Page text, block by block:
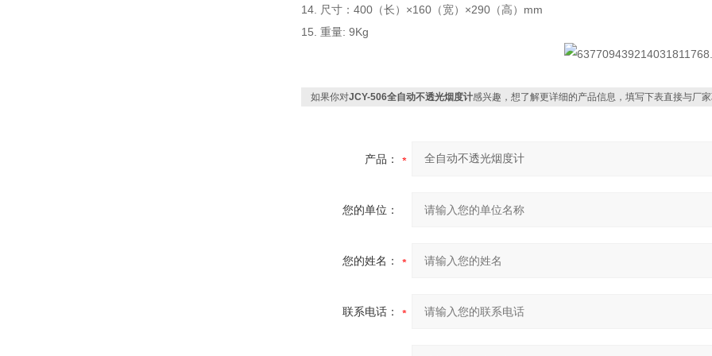
14. 尺寸：400（长）×160（宽）×290（高）mm
15. 重量: 9Kg
如果你对JCY-506全自动不透光烟度计感兴趣，想了解更详细的产品信息，填写下表直接与厂
产品：
您的单位：
您的姓名：
联系电话：